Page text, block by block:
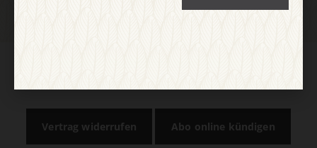
Vertrag widerrufen Abo online kündigen